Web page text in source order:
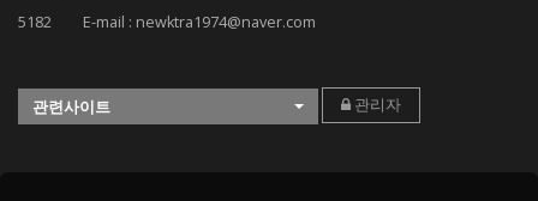
5182 E-mail : newktra1974@naver.com
관련사이트 관리자